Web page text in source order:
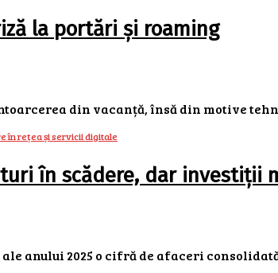
la portări și roaming
din vacanță, însă din motive
în scădere, dar
anului 2025 o cifră de afaceri